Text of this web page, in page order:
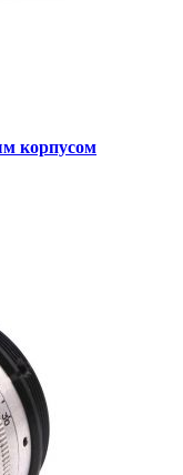
корпусом